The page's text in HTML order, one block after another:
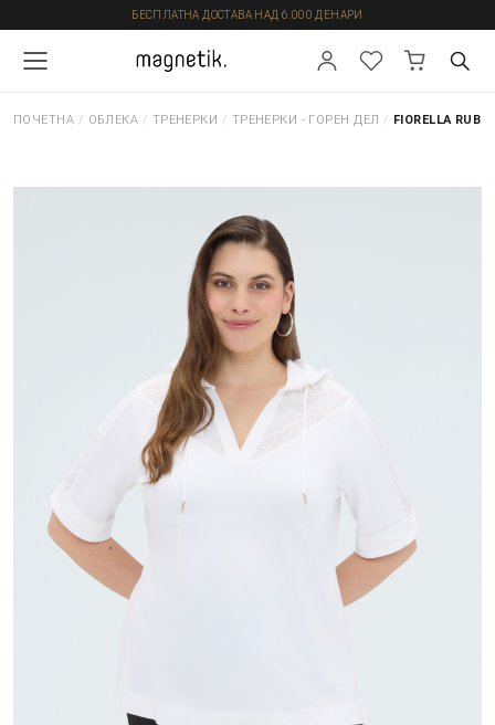
БЕСПЛАТНА ДОСТАВА НАД 6.000 ДЕНАРИ
ПОЧЕТНА / ОБЛЕКА / ТРЕНЕРКИ / ТРЕНЕРКИ - ГОРЕН ДЕЛ / FIORELLA